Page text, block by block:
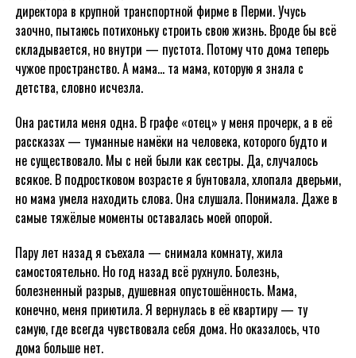
директора в крупной транспортной фирме в Перми. Учусь
заочно, пытаюсь потихоньку строить свою жизнь. Вроде бы всё
складывается, но внутри — пустота. Потому что дома теперь
чужое пространство. А мама… та мама, которую я знала с
детства, словно исчезла.
Она растила меня одна. В графе «отец» у меня прочерк, а в её
рассказах — туманные намёки на человека, которого будто и
не существовало. Мы с ней были как сестры. Да, случалось
всякое. В подростковом возрасте я бунтовала, хлопала дверьми,
но мама умела находить слова. Она слушала. Понимала. Даже в
самые тяжёлые моменты оставалась моей опорой.
Пару лет назад я съехала — снимала комнату, жила
самостоятельно. Но год назад всё рухнуло. Болезнь,
болезненный разрыв, душевная опустошённость. Мама,
конечно, меня приютила. Я вернулась в её квартиру — ту
самую, где всегда чувствовала себя дома. Но оказалось, что
дома больше нет.